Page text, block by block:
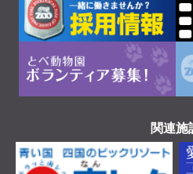
関連施